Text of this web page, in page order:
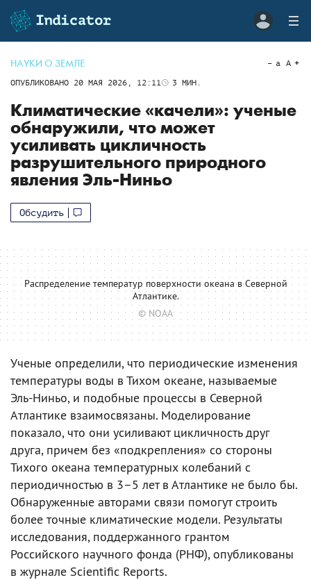
НАУКИ О ЗЕМЛЕ
ОПУБЛИКОВАНО 20 МАЯ 2026, 12:11 3 МИН.
a A
Климатические «качели»: ученые
обнаружили, что может
усиливать цикличность
разрушительного природного
явления Эль-Ниньо
Обсудить
Распределение температур поверхности океана в Северной
Атлантике.
© NOAA
Ученые определили, что периодические изменения
температуры воды в Тихом океане, называемые
Эль-Ниньо, и подобные процессы в Северной
Атлантике взаимосвязаны. Моделирование
показало, что они усиливают цикличность друг
друга, причем без «подкрепления» со стороны
Тихого океана температурных колебаний с
периодичностью в 3–5 лет в Атлантике не было бы.
Обнаруженные авторами связи помогут строить
более точные климатические модели. Результаты
исследования, поддержанного грантом
Российского научного фонда (РНФ), опубликованы
в журнале Scientific Reports.